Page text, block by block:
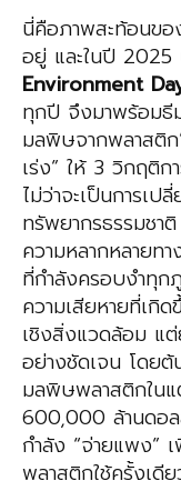
นี่คือภาพสะท้อนข
อยู่ และในปี 2025
Environment
ทุกปี จึงมาพร้อมธี
มลพิษจากพลาสติ
เร่ง” ให้ 3 วิกฤติ
ไม่ว่าจะเป็นการเ
ทรัพยากรธรรมชาติ
ความหลากหลายท
ที่กำลังครอบงำทุก
ความเสียหายที่เกิ
เชิงสิ่งแวดล้อม แ
อย่างชัดเจน โดย
มลพิษพลาสติกใน
600,000 ล้านดอล
กำลัง “จ่ายแพง”
พลาสติกใช้ครั้งเดีย